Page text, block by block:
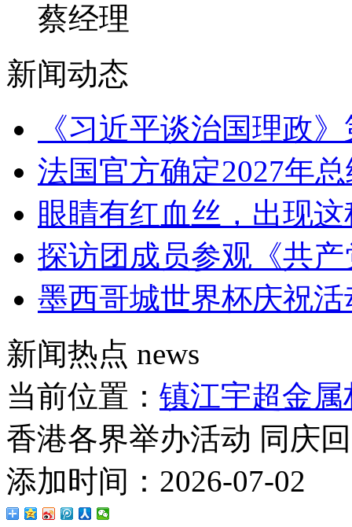
蔡经理
新闻动态
《习近平谈治国理政
法国官方确定2027年
眼睛有红血丝，出现
探访团成员参观《共
墨西哥城世界杯庆祝
新闻热点 news
当前位置： 镇江宇超金
香港各界举办活动 同庆
添加时间：2026-07-02